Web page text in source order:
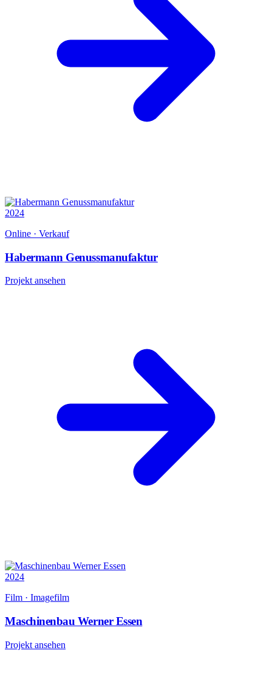
2024
Online · Verkauf
Habermann Genussmanufaktur
Projekt ansehen
2024
Film · Imagefilm
Maschinenbau Werner Essen
Projekt ansehen